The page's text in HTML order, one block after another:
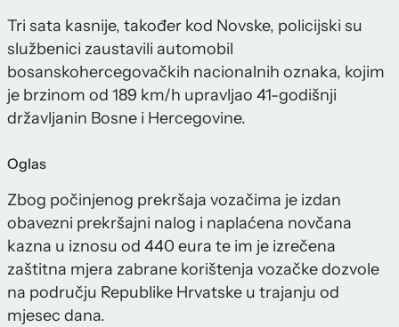
Tri sata kasnije, također kod Novske, policijski su
službenici zaustavili automobil
bosanskohercegovačkih nacionalnih oznaka, kojim
je brzinom od 189 km/h upravljao 41-godišnji
državljanin Bosne i Hercegovine.
Oglas
Zbog počinjenog prekršaja vozačima je izdan
obavezni prekršajni nalog i naplaćena novčana
kazna u iznosu od 440 eura te im je izrečena
zaštitna mjera zabrane korištenja vozačke dozvole
na području Republike Hrvatske u trajanju od
mjesec dana.